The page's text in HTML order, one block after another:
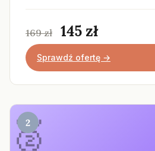
169 zł 145 zł
Sprawdź ofertę →
2